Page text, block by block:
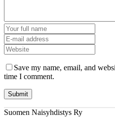
Save my name, email, and
time I comment.
Suomen Naisyhdistys Ry